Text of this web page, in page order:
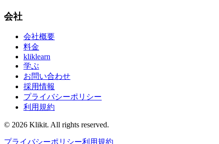
会社
会社概要
料金
kliklearn
学ぶ
お問い合わせ
採用情報
プライバシーポリシー
利用規約
© 2026 Klikit. All rights reserved.
プライバシーポリシー利用規約